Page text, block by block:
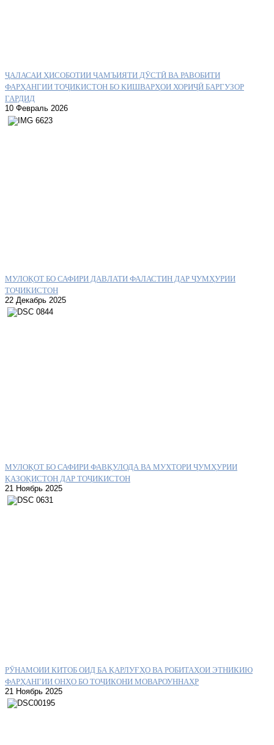
ҶАЛАСАИ ҲИСОБОТИИ ҶАМЪИЯТИ ДӮСТӢ ВА РАВОБИТИ
ФАРҲАНГИИ ТОҶИКИСТОН БО КИШВАРҲОИ ХОРИҶӢ БАРГУЗОР
ГАРДИД
10 Февраль 2026
МУЛОҚОТ БО САФИРИ ДАВЛАТИ ФАЛАСТИН ДАР ҶУМҲУРИИ
ТОҶИКИСТОН
22 Декабрь 2025
МУЛОҚОТ БО САФИРИ ФАВҚУЛОДА ВА МУХТОРИ ҶУМҲУРИИ
ҚАЗОҚИСТОН ДАР ТОҶИКИСТОН
21 Ноябрь 2025
РӮНАМОИИ КИТОБ ОИД БА ҚАРЛУҒҲО ВА РОБИТАҲОИ ЭТНИКИЮ
ФАРҲАНГИИ ОНҲО БО ТОҶИКОНИ МОВАРОУННАҲР
21 Ноябрь 2025